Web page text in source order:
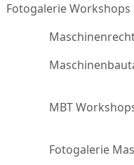
Fotogalerie Workshops
MBT
Fotogalerie